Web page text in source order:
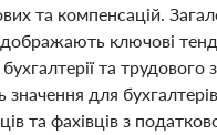
та компенсацій.
ключові
та трудового
для
та фахівців з